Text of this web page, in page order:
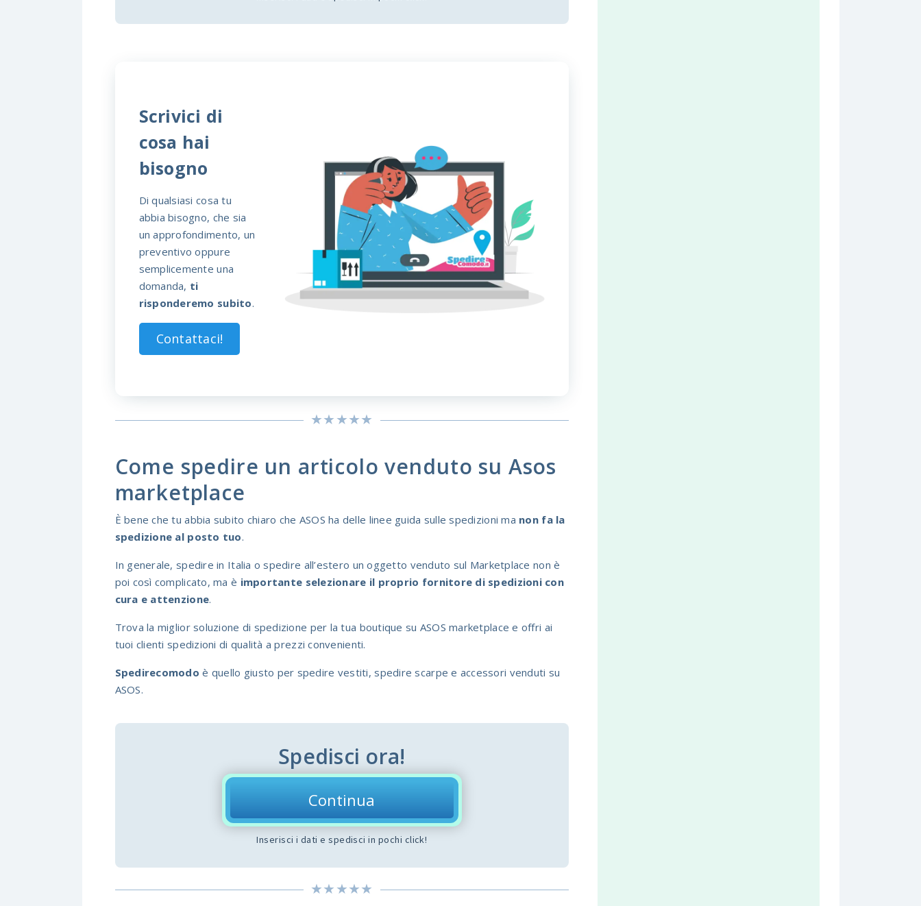
Scrivici di
cosa hai
bisogno
Di qualsiasi cosa tu
abbia bisogno, che sia
un approfondimento, un
preventivo oppure
semplicemente una
domanda, ti
risponderemo subito.
Contattaci!
Come spedire un articolo venduto su Asos
marketplace
È bene che tu abbia subito chiaro che ASOS ha delle linee guida sulle spedizioni ma non fa la
spedizione al posto tuo.
In generale, spedire in Italia o spedire all’estero un oggetto venduto sul Marketplace non è
poi così complicato, ma è importante selezionare il proprio fornitore di spedizioni con
cura e attenzione.
Trova la miglior soluzione di spedizione per la tua boutique su ASOS marketplace e offri ai
tuoi clienti spedizioni di qualità a prezzi convenienti.
Spedirecomodo è quello giusto per spedire vestiti, spedire scarpe e accessori venduti su
ASOS.
Spedisci ora!
Continua
Inserisci i dati e spedisci in pochi click!